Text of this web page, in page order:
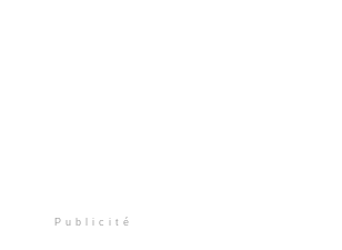
Publicité